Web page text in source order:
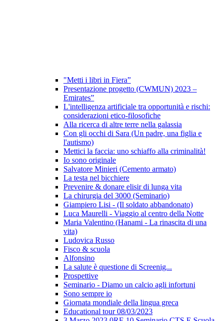
"Metti i libri in Fiera”
Presentazione progetto (CWMUN) 2023 –
Emirates”
L'intelligenza artificiale tra opportunità e rischi:
considerazioni etico-filosofiche
Alla ricerca di altre terre nella galassia
Con gli occhi di Sara (Un padre, una figlia e
l'autismo)
Mettici la faccia: uno schiaffo alla criminalità!
Io sono originale
Salvatore Minieri (Cemento armato)
La testa nel bicchiere
Prevenire & donare elisir di lunga vita
La chirurgia del 3000 (Seminario)
Giampiero Lisi - (Il soldato abbandonato)
Luca Maurelli - Viaggio al centro della Notte
Maria Valentino (Hanami - La rinascita di una
vita)
Ludovica Russo
Fisco & scuola
Alfonsino
La salute è questione di Screenig...
Prospettive
Seminario - Diamo un calcio agli infortuni
Sono sempre io
Giornata mondiale della lingua greca
Educational tour 08/03/2023